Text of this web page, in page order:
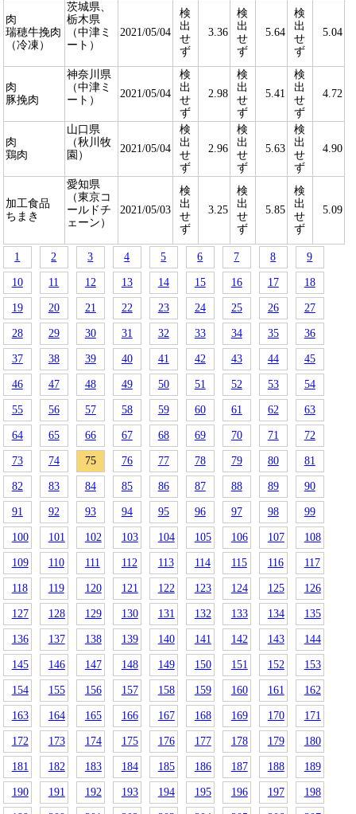
肉
瑞穂牛挽肉
（冷凍）
茨城県、
栃木県
（中津ミ
ート）
2021/05/04
検
出
せ
ず
3.36
検
出
せ
ず
5.64
検
出
せ
ず
5.04
肉
豚挽肉
神奈川県
（中津ミ
ート）
2021/05/04
検
出
せ
ず
2.98
検
出
せ
ず
5.41
検
出
せ
ず
4.72
肉
鶏肉
山口県
（秋川牧
園）
2021/05/04
検
出
せ
ず
2.96
検
出
せ
ず
5.63
検
出
せ
ず
4.90
加工食品
ちまき
愛知県
（東京コ
ールドチ
ェーン）
2021/05/03
検
出
せ
ず
3.25
検
出
せ
ず
5.85
検
出
せ
ず
5.09
1 2 3 4 5 6 7 8 9
10 11 12 13 14 15 16 17 18
19 20 21 22 23 24 25 26 27
28 29 30 31 32 33 34 35 36
37 38 39 40 41 42 43 44 45
46 47 48 49 50 51 52 53 54
55 56 57 58 59 60 61 62 63
64 65 66 67 68 69 70 71 72
73 74 75 76 77 78 79 80 81
82 83 84 85 86 87 88 89 90
91 92 93 94 95 96 97 98 99
100 101 102 103 104 105 106 107 108
109 110 111 112 113 114 115 116 117
118 119 120 121 122 123 124 125 126
127 128 129 130 131 132 133 134 135
136 137 138 139 140 141 142 143 144
145 146 147 148 149 150 151 152 153
154 155 156 157 158 159 160 161 162
163 164 165 166 167 168 169 170 171
172 173 174 175 176 177 178 179 180
181 182 183 184 185 186 187 188 189
190 191 192 193 194 195 196 197 198